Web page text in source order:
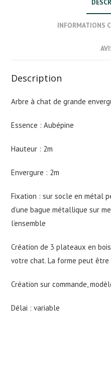
INFORMATIONS
Description
Arbre à chat de grande
Essence : Aubépine
Hauteur : 2m
Envergure : 2m
Fixation : sur socle en métal
d’une bague métallique sur
l’ensemble
Création de 3 plateaux en
votre chat. La forme peut
Création sur commande,
Délai : variable